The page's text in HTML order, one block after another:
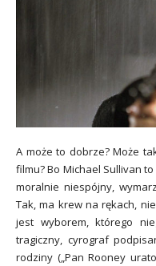
A może to dobrze? Może
filmu? Bo Michael Sullivan
moralnie niespójny,
Tak, ma krew na rękach,
jest wyborem, którego
tragiczny, cyrograf
rodziny („Pan Rooney